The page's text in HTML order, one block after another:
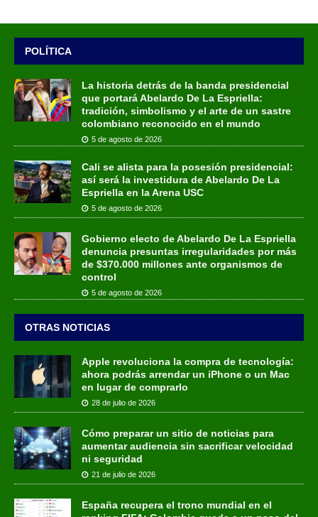
POLÍTICA
La historia detrás de la banda presidencial
que portará Abelardo De La Espriella:
tradición, simbolismo y el arte de un sastre
colombiano reconocido en el mundo
5 de agosto de 2026
Cali se alista para la posesión presidencial:
así será la investidura de Abelardo De La
Espriella en la Arena USC
5 de agosto de 2026
Gobierno electo de Abelardo De La Espriella
denuncia presuntas irregularidades por más
de $370.000 millones ante organismos de
control
5 de agosto de 2026
OTRAS NOTICIAS
Apple revoluciona la compra de tecnología:
ahora podrás arrendar un iPhone o un Mac
en lugar de comprarlo
28 de julio de 2026
Cómo preparar un sitio de noticias para
aumentar audiencia sin sacrificar velocidad
ni seguridad
21 de julio de 2026
España recupera el trono mundial en el